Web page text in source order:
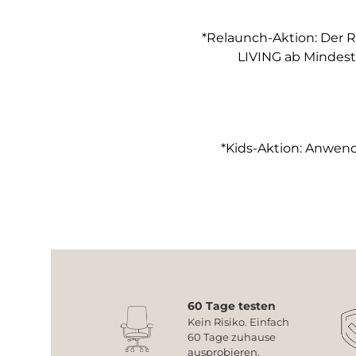
*Relaunch-Aktion: Der
LIVING ab
*Kids-Aktion:
60 Tage testen
Kein Risiko. Einfach
60 Tage zuhause
ausprobieren.